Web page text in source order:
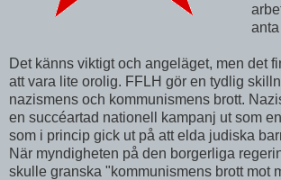
anta
Det känns viktigt och angeläget, men det
att vara lite orolig. FFLH gör en tydlig
nazismens och kommunismens brott.
en succéartad nationell kampanj ut som
som i princip gick ut på att elda judiska
När myndigheten på den borgerliga
skulle granska "kommunismens brott mot